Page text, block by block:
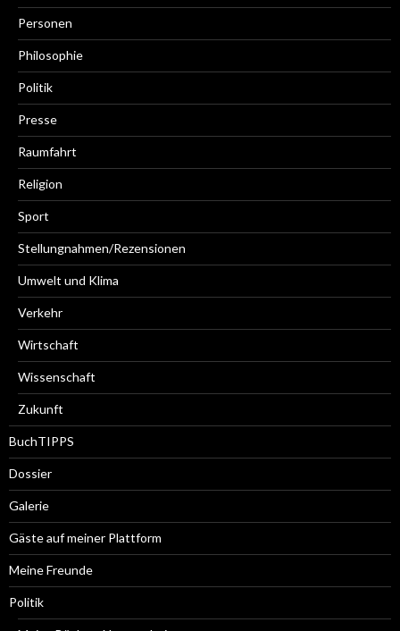
Personen
Philosophie
Politik
Presse
Raumfahrt
Religion
Sport
Stellungnahmen/Rezensionen
Umwelt und Klima
Verkehr
Wirtschaft
Wissenschaft
Zukunft
BuchTIPPS
Dossier
Galerie
Gäste auf meiner Plattform
Meine Freunde
Politik